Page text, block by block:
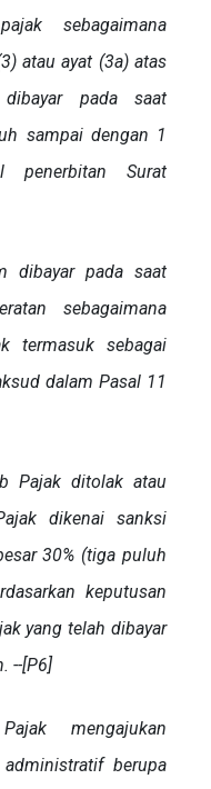
sebagaimana
atau ayat (3a) atas
pada saat
sampai dengan 1
penerbitan Surat
dibayar pada saat
sebagaimana
termasuk sebagai
dalam Pasal 11
Pajak ditolak atau
dikenai sanksi
30% (tiga puluh
keputusan
yang telah dibayar
--[P6]
mengajukan
berupa